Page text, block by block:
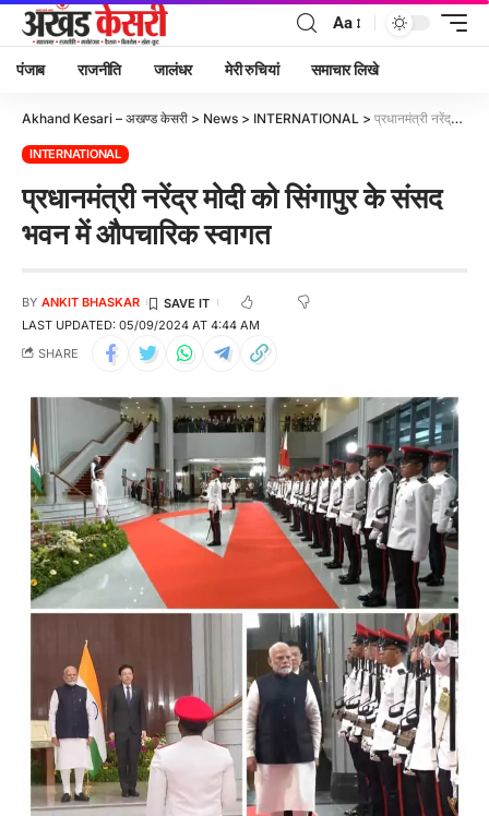
Aa
पंजाब राजनीति जालंधर मेरी रुचियां समाचार लिखे
Akhand Kesari – अखण्ड केसरी > News > INTERNATIONAL > प्रधानमंत्री नरेंद्र मोदी को सिंगापुर के संसद भवन में औपचारिक स्वागत
INTERNATIONAL
प्रधानमंत्री नरेंद्र मोदी को सिंगापुर के संसद
भवन में औपचारिक स्वागत
LAST UPDATED: 05/09/2024 AT 4:44 AM
BY ANKIT BHASKAR
SHARE